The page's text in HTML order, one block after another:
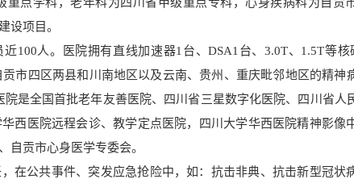
设项目。
100人。医院拥有直线加速器1台、DSA1台、3.0T、1.5T等核
市四区两县和川南地区以及云南、贵州、重庆毗邻地区的精神
是全国首批老年友善医院、四川省三星数字化医院、四川省人
西医院远程会诊、教学定点医院，四川大学华西医院精神影像
自贡市心身医学专委会。
在公共事件、突发应急抢险中，如：抗击非典、抗击新型冠状